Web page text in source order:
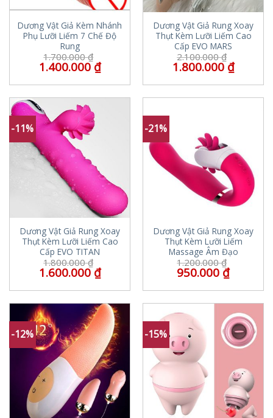
Dương Vật Giả Kèm Nhánh
Phụ Lưỡi Liếm 7 Chế Độ
Rung
1.700.000₫
1.400.000₫
Dương Vật Giả Rung Xoay
Thụt Kèm Lưỡi Liếm Cao
Cấp EVO MARS
2.100.000₫
1.800.000₫
-11%
Dương Vật Giả Rung Xoay
Thụt Kèm Lưỡi Liếm Cao
Cấp EVO TITAN
1.800.000₫
1.600.000₫
-21%
Dương Vật Giả Rung Xoay
Thụt Kèm Lưỡi Liếm
Massage Âm Đạo
1.200.000₫
950.000₫
-12% -15%